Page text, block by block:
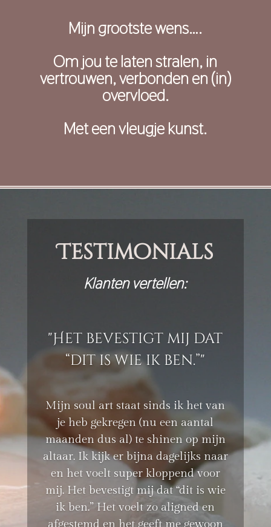
Mijn grootste wens….
Om jou te laten stralen, in
vertrouwen, verbonden en (in)
overvloed.
Met een vleugje kunst.
Testimonials
Klanten vertellen:
"Het bevestigt mij dat
“dit is wie ik ben.”"
Mijn soul art staat sinds ik het van
je heb gekregen (nu een aantal
maanden dus al) te shinen op mijn
altaar. Ik kijk er bijna dagelijks naar
en het voelt super kloppend voor
mij. Het bevestigt mij dat “dit is wie
ik ben.” Het voelt zo aligned en
afgestemd en het geeft me gewoon